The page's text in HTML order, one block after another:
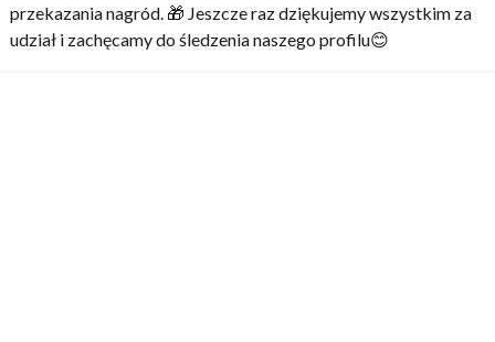
przekazania nagród. 🎁 Jeszcze raz dziękujemy wszystkim za
udział i zachęcamy do śledzenia naszego profilu😊